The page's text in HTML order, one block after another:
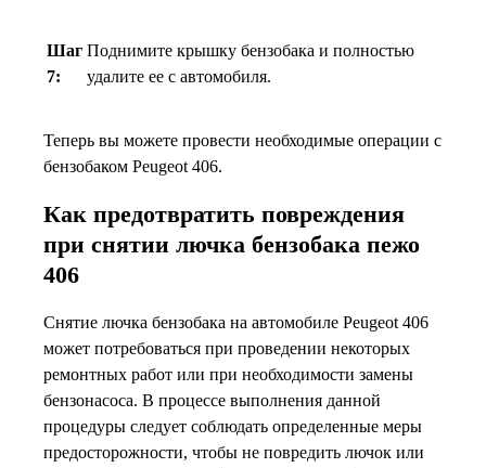
Шаг
7:
Поднимите крышку бензобака и полностью
удалите ее с автомобиля.
Теперь вы можете провести необходимые операции с
бензобаком Peugeot 406.
Как предотвратить повреждения
при снятии лючка бензобака пежо
406
Снятие лючка бензобака на автомобиле Peugeot 406
может потребоваться при проведении некоторых
ремонтных работ или при необходимости замены
бензонасоса. В процессе выполнения данной
процедуры следует соблюдать определенные меры
предосторожности, чтобы не повредить лючок или